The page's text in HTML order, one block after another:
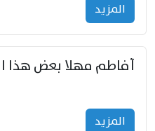
المزید
المزید